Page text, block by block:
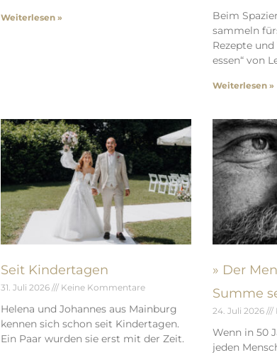
Weiterlesen »
Beim
sammeln
Rezepte
essen“ von
Weiterlesen »
Seit Kindertagen
31. Juli 2026 Keine Kommentare
Helena und Johannes aus Mainburg
kennen sich schon seit Kindertagen.
Ein Paar wurden sie erst mit der Zeit.
» Der
Summe
24. Juli 2026
Wenn in 50
jeden